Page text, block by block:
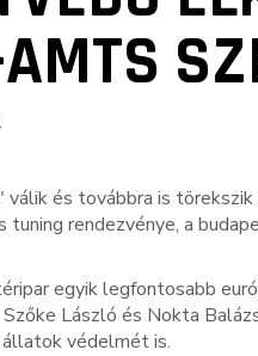
válik és továbbra is
tuning rendezvénye, a
egyik legfontosabb
László és Nokta
védelmét is.